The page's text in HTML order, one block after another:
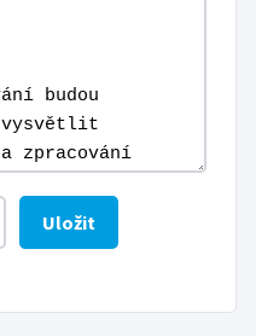
Uložit